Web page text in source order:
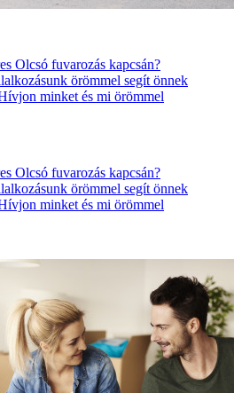
Olcsó fuvarozás kapcsán?
örömmel segít önnek
minket és mi örömmel
Olcsó fuvarozás kapcsán?
örömmel segít önnek
minket és mi örömmel